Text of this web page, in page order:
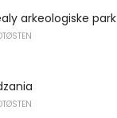
arkeologiske park